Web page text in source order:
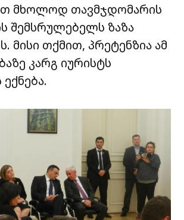
მხოლოდ თავმჯდომარის
შემსრულებელს ზაზა
მისი თქმით, პრეტენზია ამ
კარგ იურისტს